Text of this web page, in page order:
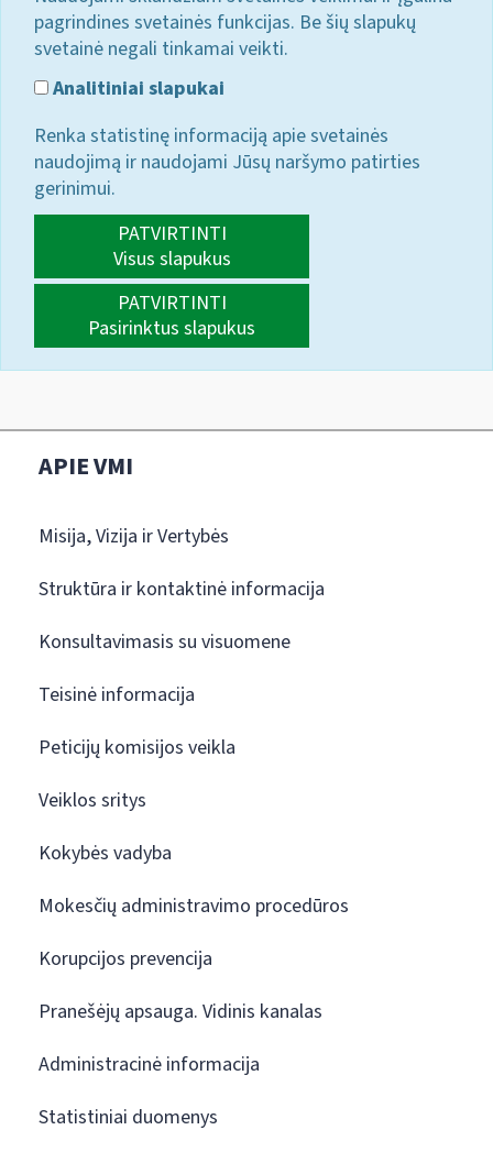
pagrindines svetainės funkcijas. Be šių slapukų
svetainė negali tinkamai veikti.
Analitiniai slapukai
Renka statistinę informaciją apie svetainės
naudojimą ir naudojami Jūsų naršymo patirties
gerinimui.
PATVIRTINTI
Visus slapukus
PATVIRTINTI
Pasirinktus slapukus
APIE VMI
Misija, Vizija ir Vertybės
Struktūra ir kontaktinė informacija
Konsultavimasis su visuomene
Teisinė informacija
Peticijų komisijos veikla
Veiklos sritys
Kokybės vadyba
Mokesčių administravimo procedūros
Korupcijos prevencija
Pranešėjų apsauga. Vidinis kanalas
Administracinė informacija
Statistiniai duomenys